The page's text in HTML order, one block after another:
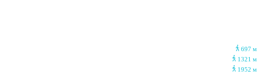
697 м
1321 м
1952 м